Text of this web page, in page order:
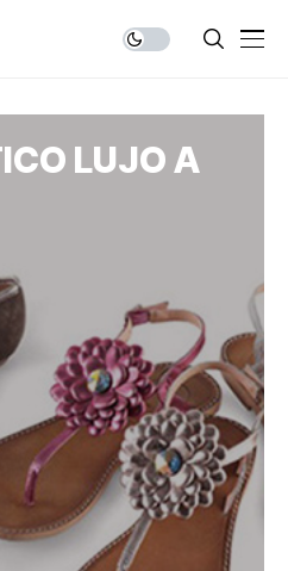
LUJO A